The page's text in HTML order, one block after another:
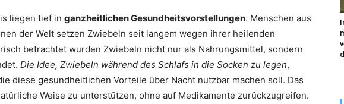
liegen tief in ganzheitlichen Gesundheitsvorstellungen. Menschen aus
der Welt setzen Zwiebeln seit langem wegen ihrer heilenden
betrachtet wurden Zwiebeln nicht nur als Nahrungsmittel, sondern
Die Idee, Zwiebeln während des Schlafs in die Socken zu legen,
diese gesundheitlichen Vorteile über Nacht nutzbar machen soll. Das
Weise zu unterstützen, ohne auf Medikamente zurückzugreifen.